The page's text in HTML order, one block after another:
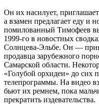
Он их насилует,
а взамен предлагает еду и
помилованный Тимофеев
1999-го в новостных
Солнцева-Эльбе. Он —
продавца зарубежного
Самарской области.
«Голубой орхидеи» до сих
телепрограммы. На видео
бьют их ремнем, пока
прекратить издевательства.